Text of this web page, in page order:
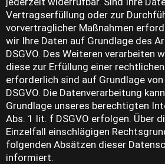
Vertragserfüllung oder zur
vorvertraglicher Maßnahmen
wir Ihre Daten auf Grundlage des
DSGVO. Des Weiteren verarbeiten
diese zur Erfüllung einer
erforderlich sind auf Grundlage
DSGVO. Die Datenverarbeitung
Grundlage unseres berechtigten
Abs. 1 lit. f DSGVO erfolgen. Über
Einzelfall einschlägigen
folgenden Absätzen dieser
informiert.